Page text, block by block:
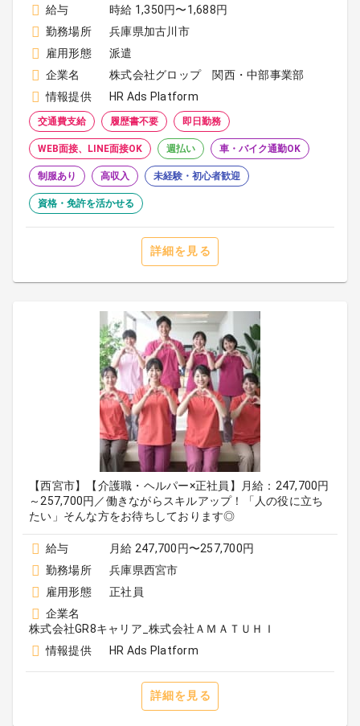
給与
時給 1,350円〜1,688円
勤務場所
兵庫県加古川市
雇用形態
派遣
企業名
株式会社グロップ 関西・中部事業部
情報提供
HR Ads Platform
交通費支給 履歴書不要 即日勤務
WEB面接、LINE面接OK 週払い 車・バイク通勤OK
制服あり 高収入 未経験・初心者歓迎
資格・免許を活かせる
詳細を見る
【西宮市】【介護職・ヘルパー×正社員】月給：247,700円
～257,700円／働きながらスキルアップ！「人の役に立ち
たい」そんな方をお待ちしております◎
給与
月給 247,700円〜257,700円
勤務場所
兵庫県西宮市
雇用形態
正社員
企業名
株式会社GR8キャリア_株式会社ＡＭＡＴＵＨＩ
情報提供
HR Ads Platform
詳細を見る